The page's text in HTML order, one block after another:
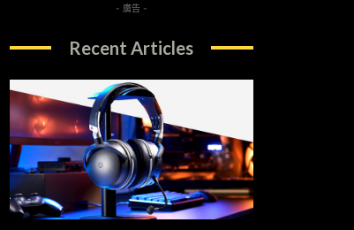
- 廣告 -
Recent Articles